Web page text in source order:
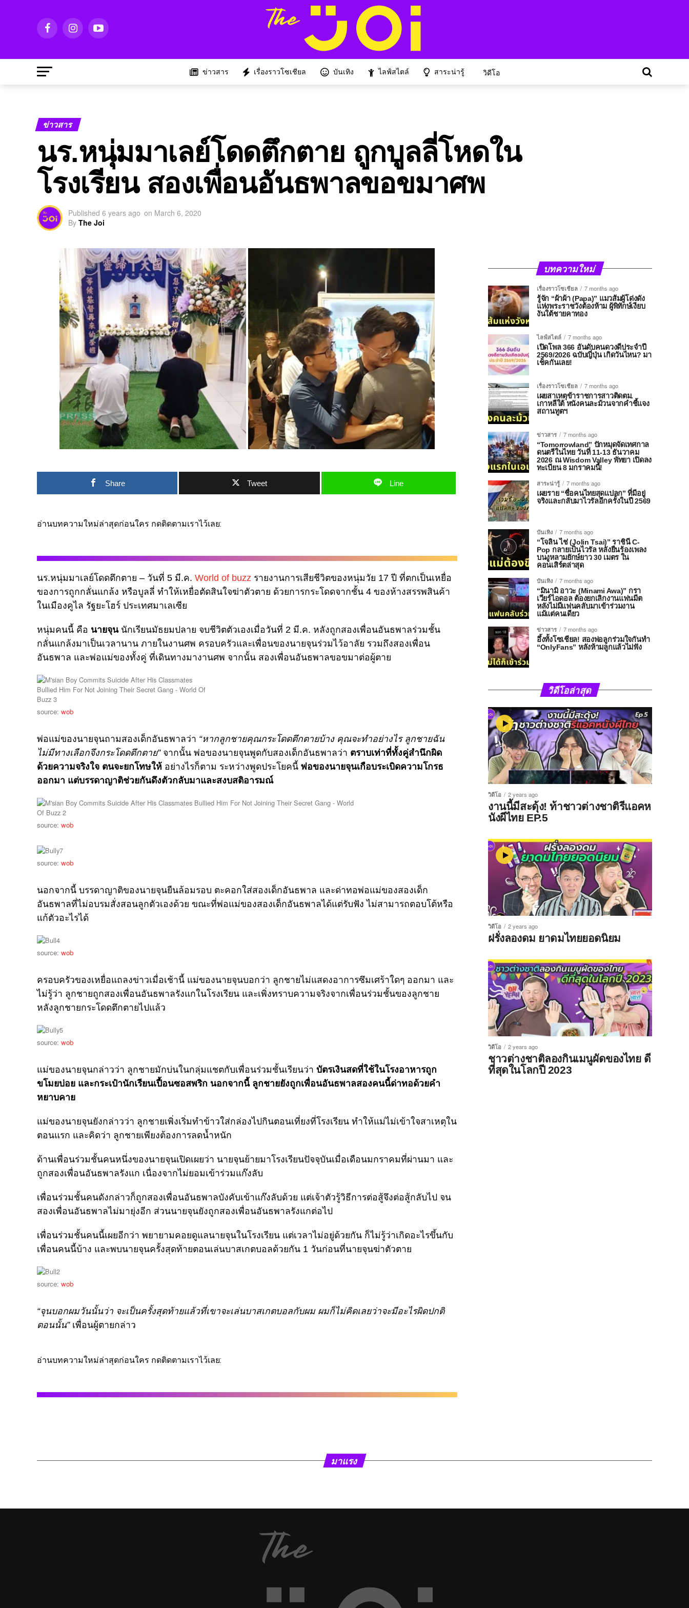
ข่าวสาร เรื่องราวโซเชียล บันเทิง ไลฟ์สไตล์ สาระน่ารู้ วิดีโอ
ข่าวสาร
นร.หนุ่มมาเลย์โดดตึกตาย ถูกบูลลี่โหดใน
โรงเรียน สองเพื่อนอันธพาลขอขมาศพ
Published 6 years ago on March 6, 2020
By The Joi
Share Tweet Line
อ่านบทความใหม่ล่าสุดก่อนใคร กดติดตามเราไว้เลย:
นร.หนุ่มมาเลย์โดดตึกตาย – วันที่ 5 มี.ค. World of buzz รายงานการเสียชีวิตของหนุ่มวัย 17 ปี ที่ตกเป็นเหยื่อ
ของการถูกกลั่นแกล้ง หรือบูลลี่ ทำให้เหยื่อตัดสินใจฆ่าตัวตาย ด้วยการกระโดดจากชั้น 4 ของห้างสรรพสินค้า
ในเมืองคูไล รัฐยะโฮร์ ประเทศมาเลเซีย
หนุ่มคนนี้ คือ นายจุนนักเรียนมัธยมปลาย จบชีวิตตัวเองเมื่อวันที่ 2 มี.ค. หลังถูกสองเพื่อนอันธพาลร่วมชั้น
กลั่นแกล้งมาเป็นเวลานาน ภายในงานศพ ครอบครัวและเพื่อนของนายจุนร่วมไว้อาลัย รวมถึงสองเพื่อน
อันธพาล และพ่อแม่ของทั้งคู่ ที่เดินทางมางานศพ จากนั้น สองเพื่อนอันธพาลขอขมาต่อผู้ตาย
source: wob
พ่อแม่ของนายจุนถามสองเด็กอันธพาลว่า “หากลูกชายคุณกระโดดตึกตายบ้าง คุณจะทำอย่างไร ลูกชายฉัน
ไม่มีทางเลือกจึงกระโดดตึกตาย”จากนั้น พ่อของนายจุนพูดกับสองเด็กอันธพาลว่า ตราบเท่าที่ทั้งคู่สำนึกผิด
ด้วยความจริงใจ ตนจะยกโทษให้ อย่างไรก็ตาม ระหว่างพูดประโยคนี้ พ่อของนายจุนเกือบระเบิดความโกรธ
ออกมา แต่บรรดาญาติช่วยกันดึงตัวกลับมาและสงบสติอารมณ์
source: wob
source: wob
นอกจากนี้ บรรดาญาติของนายจุนยืนล้อมรอบ ตะคอกใส่สองเด็กอันธพาล และด่าทอพ่อแม่ของสองเด็ก
อันธพาลที่ไม่อบรมสั่งสอนลูกตัวเองด้วย ขณะที่พ่อแม่ของสองเด็กอันธพาลได้แต่รับฟัง ไม่สามารถตอบโต้หรือ
แก้ตัวอะไรได้
source: wob
ครอบครัวของเหยื่อแถลงข่าวเมื่อเช้านี้ แม่ของนายจุนบอกว่า ลูกชายไม่แสดงอาการซึมเศร้าใดๆ ออกมา และ
ไม่รู้ว่า ลูกชายถูกสองเพื่อนอันธพาลรังแกในโรงเรียน และเพิ่งทราบความจริงจากเพื่อนร่วมชั้นของลูกชาย
หลังลูกชายกระโดดตึกตายไปแล้ว
source: wob
แม่ของนายจุนกล่าวว่า ลูกชายมักบ่นในกลุ่มแชตกับเพื่อนร่วมชั้นเรียนว่า บัตรเงินสดที่ใช้ในโรงอาหารถูก
ขโมยบ่อย และกระเป๋านักเรียนเปื้อนซอสพริก นอกจากนี้ ลูกชายยังถูกเพื่อนอันธพาลสองคนนี้ด่าทอด้วยคำ
หยาบคาย
แม่ของนายจุนยังกล่าวว่า ลูกชายเพิ่งเริ่มทำข้าวใส่กล่องไปกินตอนเที่ยงที่โรงเรียน ทำให้แม่ไม่เข้าใจสาเหตุใน
ตอนแรก และคิดว่า ลูกชายเพียงต้องการลดน้ำหนัก
ด้านเพื่อนร่วมชั้นคนหนึ่งของนายจุนเปิดเผยว่า นายจุนย้ายมาโรงเรียนปัจจุบันเมื่อเดือนมกราคมที่ผ่านมา และ
ถูกสองเพื่อนอันธพาลรังแก เนื่องจากไม่ยอมเข้าร่วมแก๊งลับ
เพื่อนร่วมชั้นคนดังกล่าวก็ถูกสองเพื่อนอันธพาลบังคับเข้าแก๊งลับด้วย แต่เจ้าตัวรู้วิธีการต่อสู้จึงต่อสู้กลับไป จน
สองเพื่อนอันธพาลไม่มายุ่งอีก ส่วนนายจุนยังถูกสองเพื่อนอันธพาลรังแกต่อไป
เพื่อนร่วมชั้นคนนี้เผยอีกว่า พยายามคอยดูแลนายจุนในโรงเรียน แต่เวลาไม่อยู่ด้วยกัน ก็ไม่รู้ว่าเกิดอะไรขึ้นกับ
เพื่อนคนนี้บ้าง และพบนายจุนครั้งสุดท้ายตอนเล่นบาสเกตบอลด้วยกัน 1 วันก่อนที่นายจุนฆ่าตัวตาย
source: wob
“จุนบอกผมวันนั้นว่า จะเป็นครั้งสุดท้ายแล้วที่เขาจะเล่นบาสเกตบอลกับผม ผมก็ไม่คิดเลยว่าจะมีอะไรผิดปกติ
ตอนนั้น”เพื่อนผู้ตายกล่าว
อ่านบทความใหม่ล่าสุดก่อนใคร กดติดตามเราไว้เลย:
บทความใหม่
เรื่องราวโซเชียล
7 months ago
รู้จัก “ผ้าผ้า (Papa)” แมวส้มผู้โด่งดัง
แห่งพระราชวังต้องห้าม ผู้พิทักษ์เงียบ
งันใต้ชายคาทอง
ไลฟ์สไตล์
7 months ago
เปิดโพล 366 อันดับคนดวงดีประจำปี
2569/2026 ฉบับญี่ปุ่น เกิดวันไหน? มา
เช็คกันเลย!
เรื่องราวโซเชียล
7 months ago
เผยสาเหตุข้าราชการสาวติดตม.
เกาหลีใต้ หนังคนละม้วนจากคำชี้แจง
สถานทูตฯ
ข่าวสาร
7 months ago
“Tomorrowland” ปักหมุดจัดเทศกาล
ดนตรีในไทย วันที่ 11-13 ธันวาคม
2026 ณ Wisdom Valley พัทยา เปิดลง
ทะเบียน 8 มกราคมนี้!
สาระน่ารู้
7 months ago
เผยราย “ชื่อคนไทยสุดแปลก” ที่มีอยู่
จริงและกลับมาไวรัลอีกครั้งในปี 2569
บันเทิง
7 months ago
“โจลิน ไช่ (Jolin Tsai)” ราชินี C-
Pop กลายเป็นไวรัล หลังยืนร้องเพลง
บนงูหลามยักษ์ยาว 30 เมตร ใน
คอนเสิร์ตล่าสุด
บันเทิง
7 months ago
“มินามิ อาวะ (Minami Awa)” กรา
เวียร์ไอดอล ต้องยกเลิกงานแฟนมีต
หลังไม่มีแฟนคลับมาเข้าร่วมงาน
แม้แต่คนเดียว
ข่าวสาร
7 months ago
อึ้งทั้งโซเชียล! สองพ่อลูกร่วมใจกันทำ
“OnlyFans” หลังห้ามลูกแล้วไม่ฟัง
วิดีโอล่าสุด
วิดีโอ 2 years ago
งานนี้มีสะดุ้ง! ท้าชาวต่างชาติรีแอคห
นังผีไทย EP.5
วิดีโอ 2 years ago
ฝรั่งลองดม ยาดมไทยยอดนิยม
วิดีโอ 2 years ago
ชาวต่างชาติลองกินเมนูผัดของไทย ดี
ที่สุดในโลกปี 2023
มาแรง